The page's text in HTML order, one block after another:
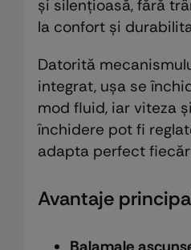
și silențioasă, fără
la confort și
Datorită
integrat, ușa se
mod fluid, iar viteza
închidere pot fi
adapta perfect
Avantaje